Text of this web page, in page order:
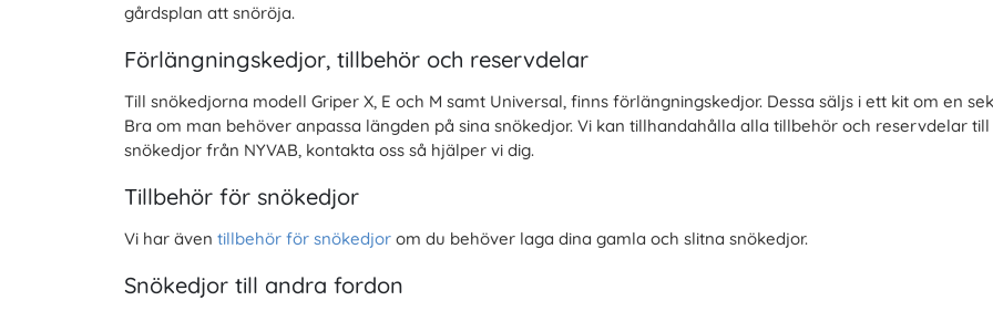
gårdsplan att snöröja.
Förlängningskedjor, tillbehör och reservdelar
Till snökedjorna modell Griper X, E och M samt Universal, finns förlängningskedjor. Dessa säljs i ett kit om en
Bra om man behöver anpassa längden på sina snökedjor. Vi kan tillhandahålla alla tillbehör och reservdelar till
snökedjor från NYVAB, kontakta oss så hjälper vi dig.
Tillbehör för snökedjor
Vi har även tillbehör för snökedjor om du behöver laga dina gamla och slitna snökedjor.
Snökedjor till andra fordon